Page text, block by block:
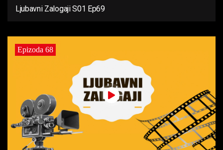
Ljubavni Zalogaji S01 Ep69
Epizoda 68